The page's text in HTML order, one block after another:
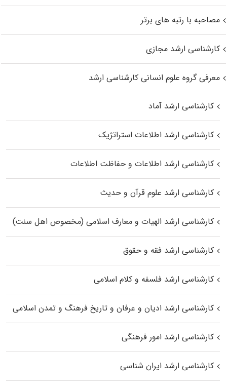
مصاحبه با رتبه های برتر
کارشناسی ارشد مجازی
معرفی گروه علوم انسانی کارشناسی ارشد
کارشناسی ارشد آماد
کارشناسی ارشد اطلاعات استراتژیک
کارشناسی ارشد اطلاعات و حفاظت اطلاعات
کارشناسی ارشد علوم قرآن و حدیث
کارشناسی ارشد الهیات و معارف اسلامی (مخصوص اهل سنت)
کارشناسی ارشد فقه و حقوق
کارشناسی ارشد فلسفه و کلام اسلامی
کارشناسی ارشد ادیان و عرفان و تاریخ فرهنگ و تمدن اسلامی
کارشناسی ارشد امور فرهنگی
کارشناسی ارشد ایران شناسی